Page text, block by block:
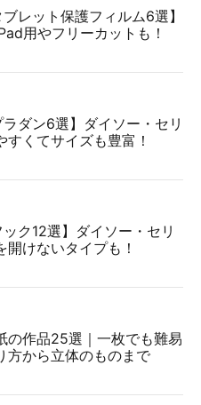
ブレット保護フィルム6選】
用やフリーカットも！
ラダン6選】ダイソー・セリ
すくてサイズも豊富！
ック12選】ダイソー・セリ
開けないタイプも！
の作品25選｜一枚でも難易
方から立体のものまで